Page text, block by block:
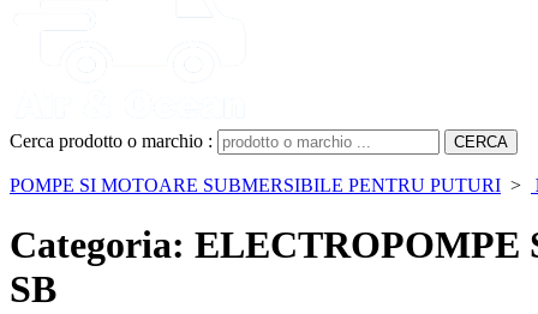
Cerca prodotto o marchio :
POMPE SI MOTOARE SUBMERSIBILE PENTRU PUTURI >
Categoria:
SB